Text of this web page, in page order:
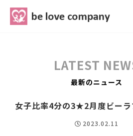
LATEST
最新のニュース
女子比率4分の3★2月度ビーラ
2023.02.11